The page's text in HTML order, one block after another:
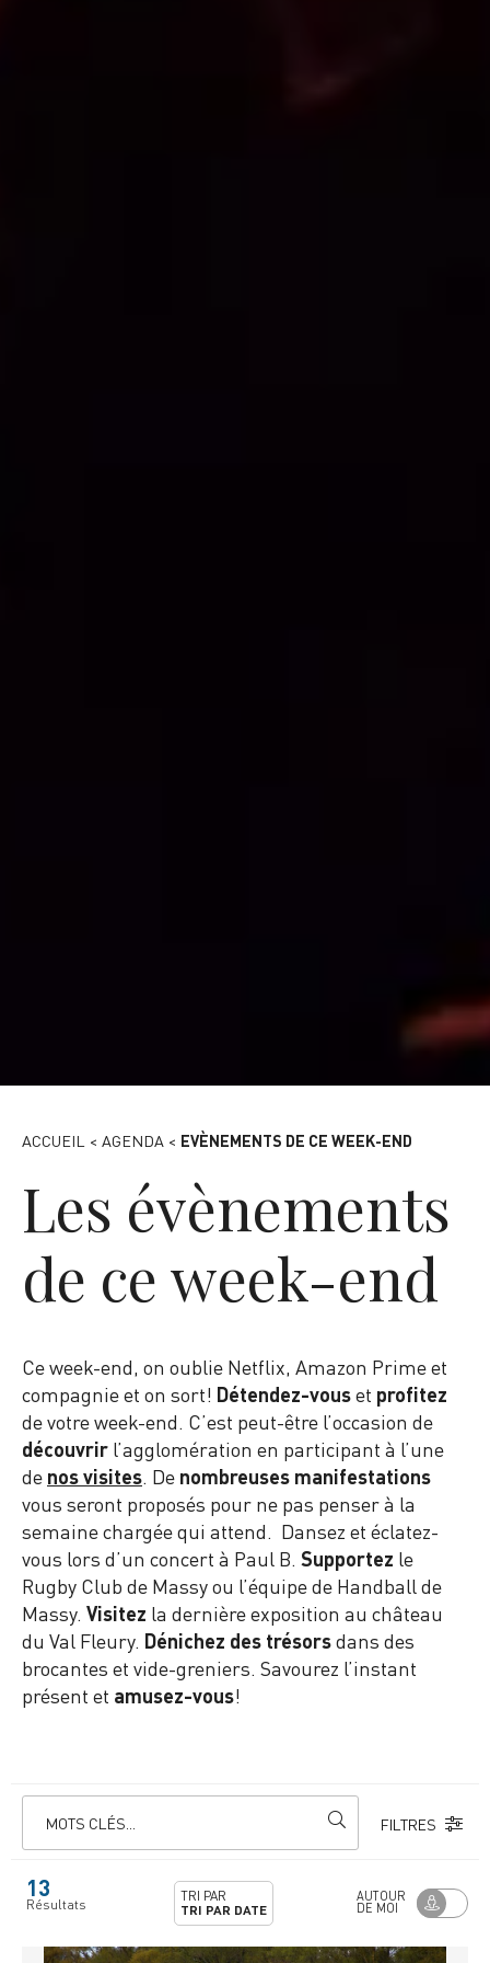
ACCUEIL < AGENDA < EVÈNEMENTS DE CE WEEK-END
Les évènements
de ce week-end
Ce week-end, on oublie Netflix, Amazon Prime et
compagnie et on sort! Détendez-vouset profitez
de votre week-end. C’est peut-être l’occasion de
découvrir l’agglomération en participant à l’une
de nos visites. De nombreuses manifestations
vous seront proposés pour ne pas penser à la
semaine chargée qui attend. Dansez et éclatez-
vous lors d’un concert à Paul B. Supportez le
Rugby Club de Massy ou l’équipe de Handball de
Massy. Visitez la dernière exposition au château
du Val Fleury. Dénichez des trésorsdans des
brocantes et vide-greniers. Savourez l’instant
présent et amusez-vous!
MOTS CLÉS... FILTRES
13
Résultats
TRI PAR
TRI PAR DATE
AUTOUR
DE MOI